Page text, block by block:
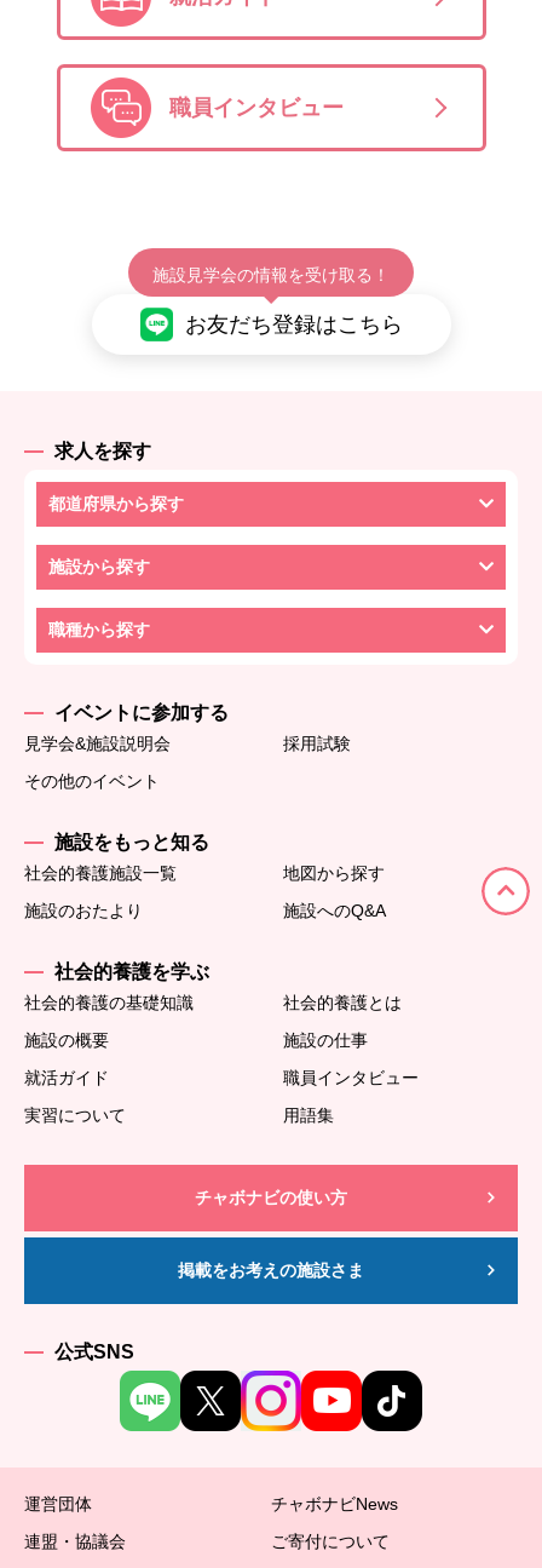
職員インタビュー
施設見学会の情報を受け取る！
お友だち登録はこちら
求人を探す
都道府県から探す
施設から探す
職種から探す
イベントに参加する
見学会&施設説明会
採用試験
その他のイベント
施設をもっと知る
社会的養護施設一覧
地図から探す
施設のおたより
施設へのQ&A
社会的養護を学ぶ
社会的養護の基礎知識
社会的養護とは
施設の概要
施設の仕事
就活ガイド
職員インタビュー
実習について
用語集
チャボナビの使い方
掲載をお考えの施設さま
公式SNS
運営団体
チャボナビNews
連盟・協議会
ご寄付について